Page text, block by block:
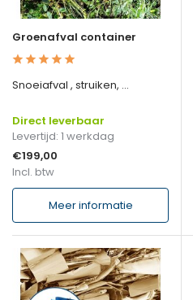
Groenafval container
Snoeiafval , struiken, ...
Direct leverbaar
Levertijd: 1 werkdag
€199,00
Incl. btw
Meer informatie